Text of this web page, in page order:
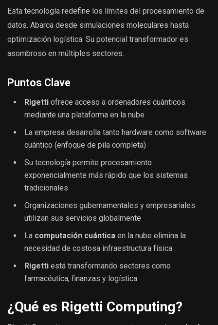
Esta tecnología redefine los límites del procesamiento de
datos. Abarca desde simulaciones moleculares hasta
optimización logística. Su potencial transformador es
asombroso en múltiples sectores.
Puntos Clave
Rigetti ofrece acceso a ordenadores cuánticos
mediante una plataforma en la nube
La empresa desarrolla tanto hardware como software
cuántico (enfoque de pila completa)
Su tecnología permite procesamiento
exponencialmente más rápido que los sistemas
tradicionales
Organizaciones gubernamentales y empresariales
utilizan sus servicios globalmente
La computación cuántica en la nube elimina la
necesidad de costosa infraestructura física
Rigetti está transformando sectores como
farmacéutica, finanzas y logística
¿Qué es Rigetti Computing?